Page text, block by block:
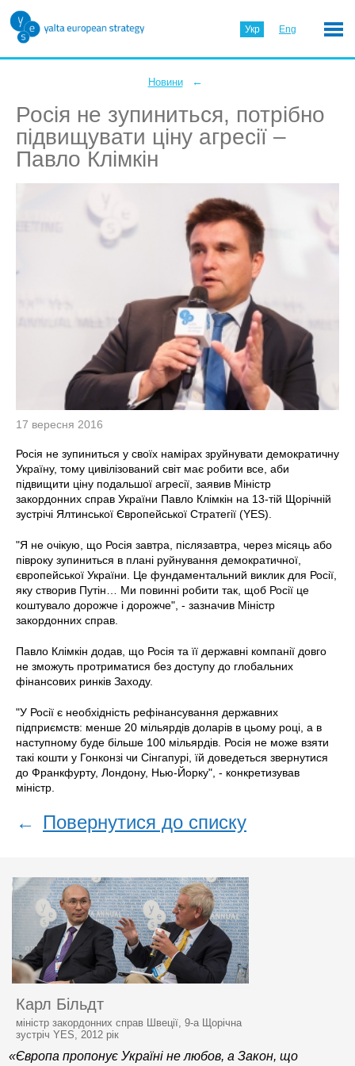
Укр Eng
Новини ←
Росія не зупиниться, потрібно
підвищувати ціну агресії –
Павло Клімкін
17 вересня 2016
Росія не зупиниться у своїх намірах зруйнувати демократичну
Україну, тому цивілізований світ має робити все, аби
підвищити ціну подальшої агресії, заявив Міністр
закордонних справ України Павло Клімкін на 13-тій Щорічній
зустрічі Ялтинської Європейської Стратегії (YES).
"Я не очікую, що Росія завтра, післязавтра, через місяць або
півроку зупиниться в плані руйнування демократичної,
європейської України. Це фундаментальний виклик для Росії,
яку створив Путін… Ми повинні робити так, щоб Росії це
коштувало дорожче і дорожче", - зазначив Міністр
закордонних справ.
Павло Клімкін додав, що Росія та її державні компанії довго
не зможуть протриматися без доступу до глобальних
фінансових ринків Заходу.
"У Росії є необхідність рефінансування державних
підприємств: менше 20 мільярдів доларів в цьому році, а в
наступному буде більше 100 мільярдів. Росія не може взяти
такі кошти у Гонконзі чи Сінгапурі, їй доведеться звернутися
до Франкфурту, Лондону, Нью-Йорку", - конкретизував
міністр.
← Повернутися до списку
Карл Більдт
міністр закордонних справ Швеції, 9-а Щорічна
зустріч YES, 2012 рік
«Європа пропонує Україні не любов, а Закон, що